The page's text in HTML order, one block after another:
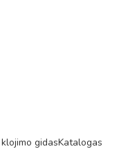
gidasKatalogas